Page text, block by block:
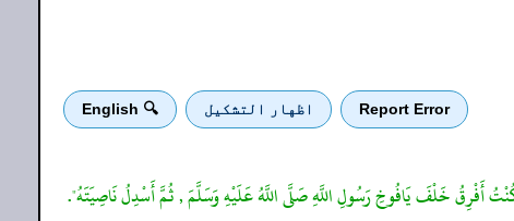
Report Error اظهار التشكيل 🔍 English
أَفْرِقُ خَلْفَ يَافُوخِ رَسُولِ اللَّهِ صَلَّى اللَّهُ عَلَيْهِ وَسَلَّمَ , ثُمَّ أَسْدِلُ نَاصِيَتَهُ".